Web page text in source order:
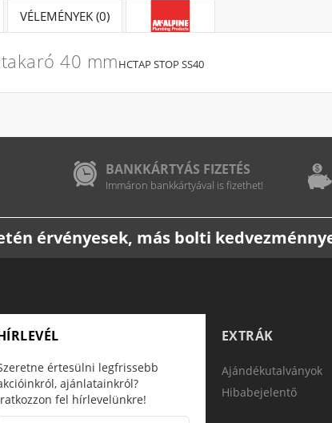
VÉLEMÉNYEK (0)
40 mmHCTAP STOP SS40
BANKKÁRTYÁS FIZETÉS
Immáron bankkártyával is fizethet!
érvényesek, más bolti
értesülni legfrissebb
ajánlatainkról?
fel hírlevelünkre!
EXTRÁK
Ajándékutalványok
Hibabejelentő